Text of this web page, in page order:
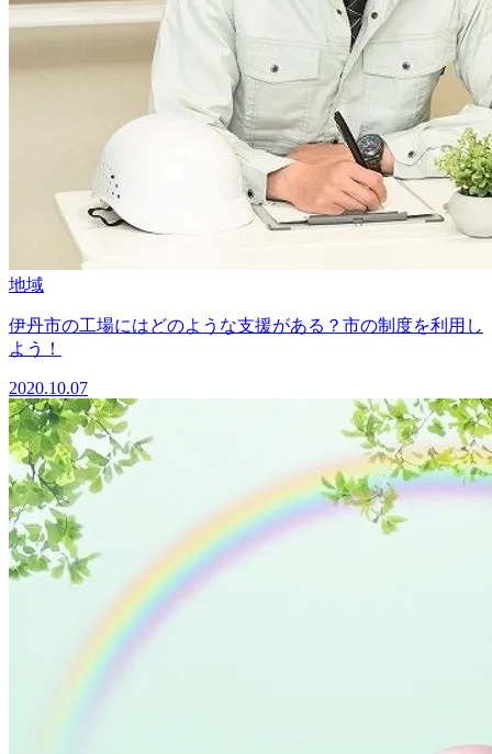
地域
伊丹市の工場にはどのような支援がある？市の制度を利用し
よう！
2020.10.07